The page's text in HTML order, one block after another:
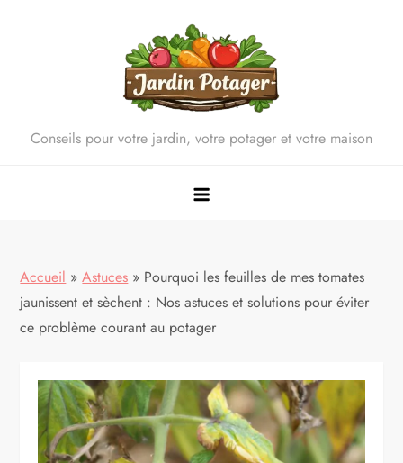
Conseils pour votre jardin, votre potager et votre maison
Accueil »Astuces » Pourquoi les feuilles de mes tomates
jaunissent et sèchent : Nos astuces et solutions pour éviter
ce problème courant au potager